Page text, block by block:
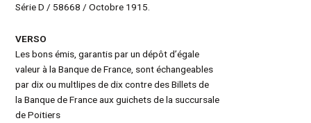
Série D / 58668 / Octobre 1915.
VERSO
Les bons émis, garantis par un dépôt d’égale
valeur à la Banque de France, sont échangeables
par dix ou multlipes de dix contre des Billets de
la Banque de France aux guichets de la succursale
de Poitiers